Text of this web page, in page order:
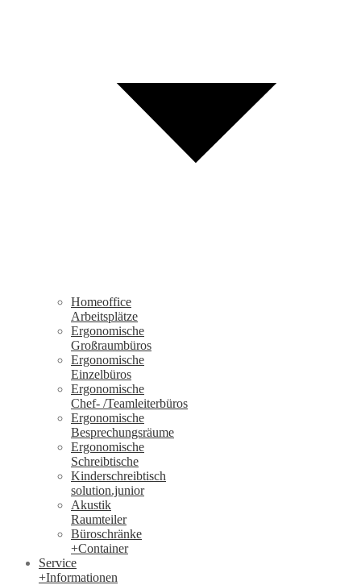
Homeoffice
Arbeitsplätze
Ergonomische
Großraumbüros
Ergonomische
Einzelbüros
Ergonomische
Chef- /Teamleiterbüros
Ergonomische
Besprechungsräume
Ergonomische
Schreibtische
Kinderschreibtisch
solution.junior
Akustik
Raumteiler
Büroschränke
+Container
Service
+Informationen